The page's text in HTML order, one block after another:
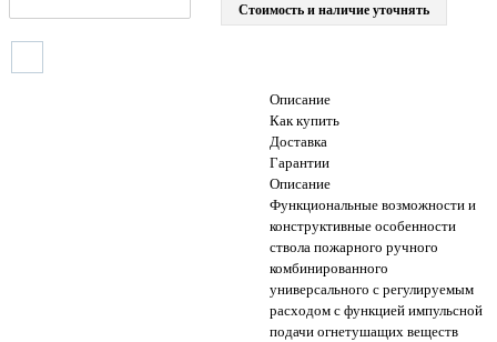
Стоимость и наличие уточнять
Описание
Как купить
Доставка
Гарантии
Описание
Функциональные возможности и
конструктивные особенности
ствола пожарного ручного
комбинированного
универсального с регулируемым
расходом с функцией импульсной
подачи огнетушащих веществ